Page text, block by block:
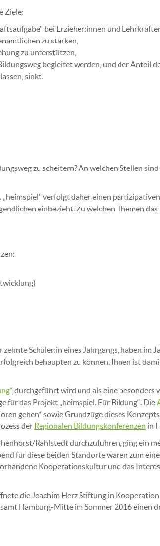
Ziele:
bei Erzieher:innen und
zu stärken,
zu unterstützen,
begleitet werden, und der Anteil
sinkt.
zu scheitern? An welchen Stellen
verfolgt daher einen
einbezieht. Zu welchen Themen
Schüler:in eines Jahrgangs, haben im
behaupten zu können. Ihnen ist
durchgeführt wird und als eine
für das Projekt „heimspiel. Für Bildung“. Die
gehen“ sowie Grundzüge dieses
der Regionalen Bildungskonferenzen in
Rahlstedt durchzuführen, ging ein
für diese beiden Standorte waren zum
Kooperationskultur und das
die Joachim Herz Stiftung in
Hamburg-Mitte im Sommer 2016